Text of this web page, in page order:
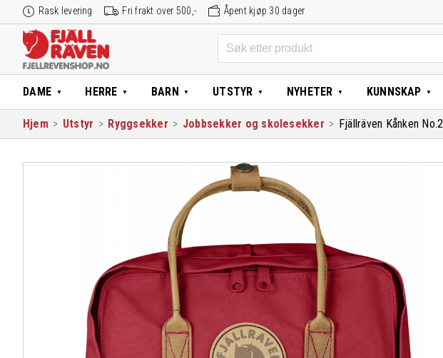
Hopp
til
innhold
Rask levering Fri frakt over 500,- Åpent kjøp 30 dager
Søk
etter:
DAME HERRE BARN UTSTYR NYHETER KUNNSKAP
Hjem > Utstyr > Ryggsekker > Jobbsekker og skolesekker > Fjällräven Kånken No.2